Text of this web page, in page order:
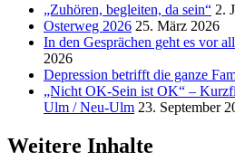
„Zuhören, begleiten, da sein“ 2.
Osterweg 2026 25. März 2026
In den Gesprächen geht es vor
2026
Depression betrifft die ganze
„Nicht OK-Sein ist OK“ –
Ulm / Neu-Ulm 23. September
Weitere Inhalte